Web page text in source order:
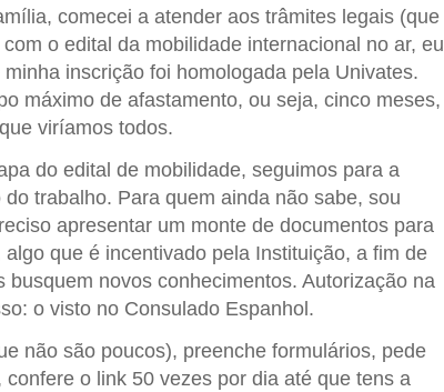
comecei a atender aos trâmites legais (que
o edital da mobilidade internacional no ar, eu
inscrição foi homologada pela Univates.
máximo de afastamento, ou seja, cinco meses,
viríamos todos.
do edital de mobilidade, seguimos para a
trabalho. Para quem ainda não sabe, sou
apresentar um monte de documentos para
que é incentivado pela Instituição, a fim de
novos conhecimentos. Autorização na
o visto no Consulado Espanhol.
não são poucos), preenche formulários, pede
o link 50 vezes por dia até que tens a